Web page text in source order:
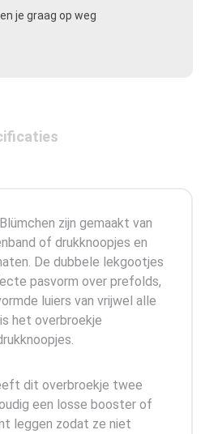
je graag op weg
zijn gemaakt van
of drukknoopjes en
De dubbele lekgootjes
pasvorm over prefolds,
luiers van vrijwel alle
het overbroekje
dit overbroekje twee
een losse booster of
leggen zodat ze niet